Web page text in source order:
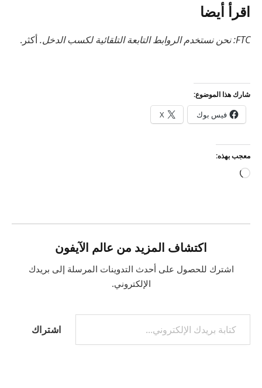
اقرأ أيضا
FTC: نحن نستخدم الروابط التابعة التلقائية لكسب الدخل. أكثر.
شارك هذا الموضوع:
فيس بوك X
معجب بهذه:
جاري
اكتشاف المزيد من عالم الآيفون
اشترك للحصول على أحدث التدوينات المرسلة إلى بريدك
الإلكتروني.
كتابة بريدك الإلكتروني...
اشتراك